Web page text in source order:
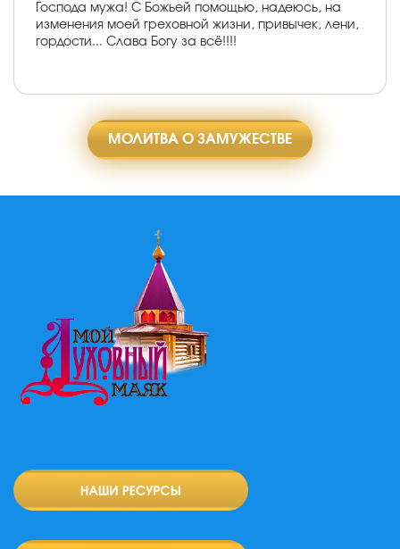
Господа мужа! С Божьей помощью, надеюсь, на
изменения моей греховной жизни, привычек, лени,
гордости... Слава Богу за всё!!!!
МОЛИТВА О ЗАМУЖЕСТВЕ